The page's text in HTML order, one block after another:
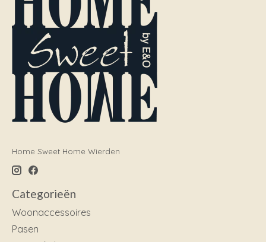
Home Sweet Home Wierden
Categorieën
Woonaccessoires
Pasen